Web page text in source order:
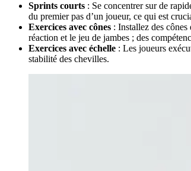
Sprints courts : Se concentrer sur de
du premier pas d’un joueur, ce qui est
Exercices avec cônes : Installez des
réaction et le jeu de jambes ; des
Exercices avec échelle : Les joueurs
stabilité des chevilles.